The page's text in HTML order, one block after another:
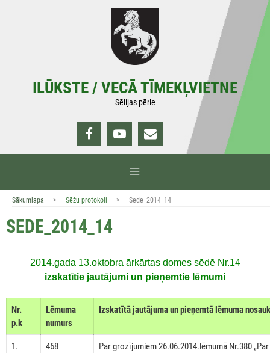
ILŪKSTE / VECĀ TĪMEKĻVIETNE
Sēlijas pērle
Sākumlapa > Sēžu protokoli > Sede_2014_14
SEDE_2014_14
2014.gada 13.oktobra ārkārtas domes sēdē Nr.14
izskatītie jautājumi un pieņemtie lēmumi
Nr.
p.k
Lēmuma
numurs
Izskatītā jautājuma un pieņemtā lēmuma
1. 468
Par grozījumiem 26.06.2014.lēmumā Nr.380 „Par